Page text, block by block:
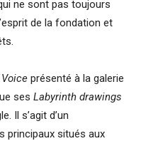
ne sont pas toujours
de la fondation et
Voice présenté à la galerie
ses Labyrinth drawings
Il s’agit d’un
principaux situés aux